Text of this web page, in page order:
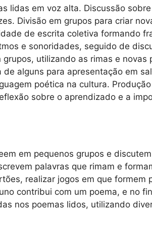
lidas em voz alta. Discussão
Divisão em grupos para criar
de escrita coletiva formando
e sonoridades, seguido de
utilizando as rimas e novas
alguns para apresentação em
poética na cultura.
sobre o aprendizado e a
em pequenos grupos e
palavras que rimam e
realizar jogos em que
contribui com um poema, e no
nos poemas lidos, utilizando